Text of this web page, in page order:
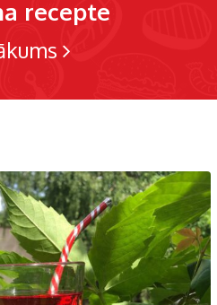
recepte